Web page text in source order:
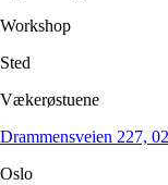
Workshop
Sted
Vækerøstuene
Drammensveien 227,
Oslo